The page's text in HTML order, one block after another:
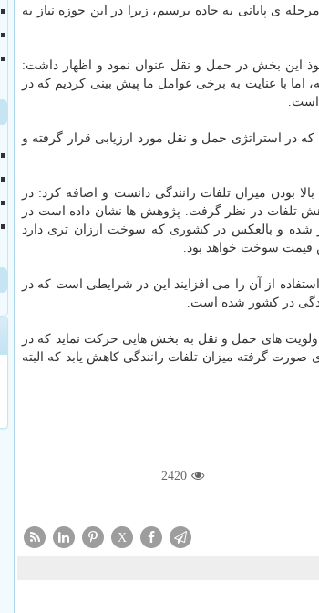
ی پایانی به جاده برسیم، زیرا در این حوزه نیاز به
این بخش در حمل و نقل عنوان نمود و اظهار داشت:
رسیده بود رقم كاهش یافته، اما با عنایت به برخی عوامل ما پیش بینی كردیم كه در
در استراتژی حمل و نقل مورد ارزیابی قرار گرفته و
بودن میزان تلفات رانندگی دانست و اضافه كرد: در
تلفات در نظر گرفت. پژوهش ها نشان داده است در
شده و بالعكس در كشوری كه سوخت ارزان تری دارد
قیمت سوخت خواهد بود.
استفاده از آن را می افزایند این در شرایطی است كه در
در كشور شده است.
های حمل و نقل به بخش هایی حركت نماید كه در
صورت گرفته میزان تلفات رانندگی كاهش یابد كه البته
2420
X